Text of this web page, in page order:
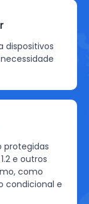
dispositivos
protegidas
e outros
como
condicional e